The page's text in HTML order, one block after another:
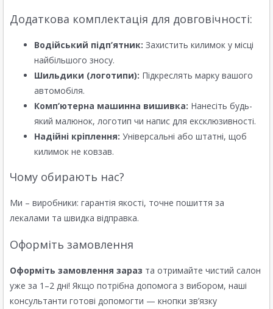
Додаткова комплектація для довговічності:
Водійський підп’ятник: Захистить килимок у місці
найбільшого зносу.
Шильдики (логотипи): Підкреслять марку вашого
автомобіля.
Комп’ютерна машинна вишивка: Нанесіть будь-
який малюнок, логотип чи напис для ексклюзивності.
Надійні кріплення: Універсальні або штатні, щоб
килимок не ковзав.
Чому обирають нас?
Ми – виробники: гарантія якості, точне пошиття за
лекалами та швидка відправка.
Оформіть замовлення
Оформіть замовлення зараз та отримайте чистий салон
уже за 1–2 дні! Якщо потрібна допомога з вибором, наші
консультанти готові допомогти — кнопки зв’язку